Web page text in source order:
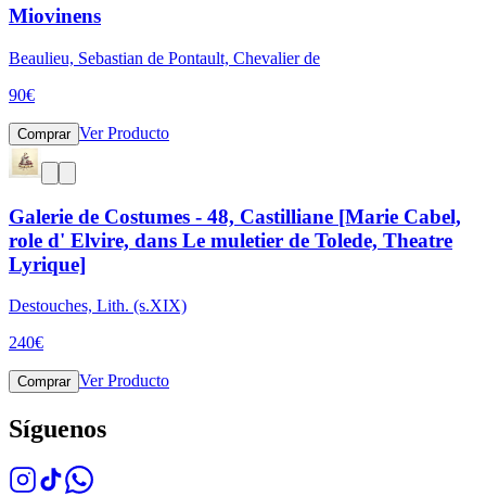
Miovinens
Beaulieu, Sebastian de Pontault, Chevalier de
90€
Comprar Ver Producto
Galerie de Costumes - 48, Castilliane [Marie Cabel,
role d' Elvire, dans Le muletier de Tolede, Theatre
Lyrique]
Destouches, Lith. (s.XIX)
240€
Comprar Ver Producto
Síguenos